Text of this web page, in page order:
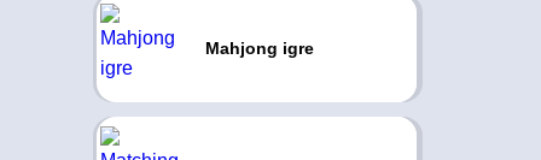
Mahjong igre